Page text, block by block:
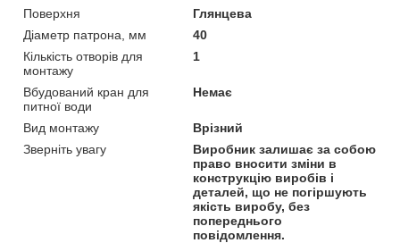
Поверхня
Глянцева
Діаметр патрона, мм
40
Кількість отворів для
монтажу
1
Вбудований кран для
питної води
Немає
Вид монтажу
Врізний
Зверніть увагу
Виробник залишає за собою
право вносити зміни в
конструкцію виробів і
деталей, що не погіршують
якість виробу, без
попереднього
повідомлення.